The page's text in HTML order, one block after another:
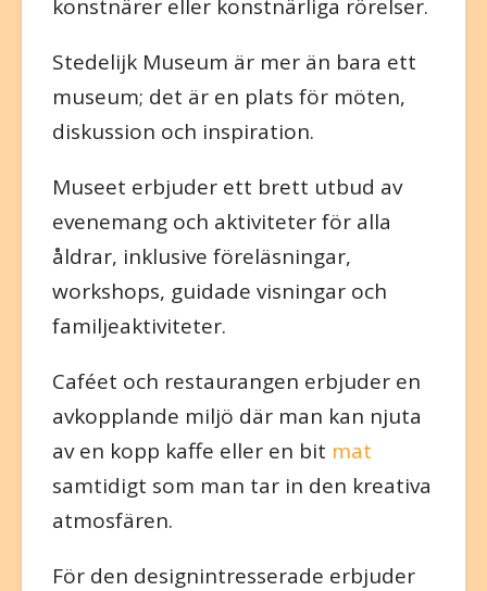
konstnärer eller konstnärliga rörelser.
Stedelijk Museum är mer än bara ett
museum; det är en plats för möten,
diskussion och inspiration.
Museet erbjuder ett brett utbud av
evenemang och aktiviteter för alla
åldrar, inklusive föreläsningar,
workshops, guidade visningar och
familjeaktiviteter.
Caféet och restaurangen erbjuder en
avkopplande miljö där man kan njuta
av en kopp kaffe eller en bit mat
samtidigt som man tar in den kreativa
atmosfären.
För den designintresserade erbjuder